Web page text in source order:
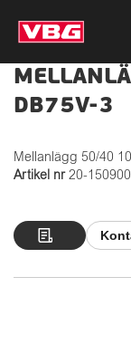
DB75V-3
Mellanlägg 50/40
Artikel nr 20-150900